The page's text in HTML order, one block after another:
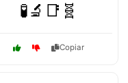
🧪🔬📑🧬
Copiar